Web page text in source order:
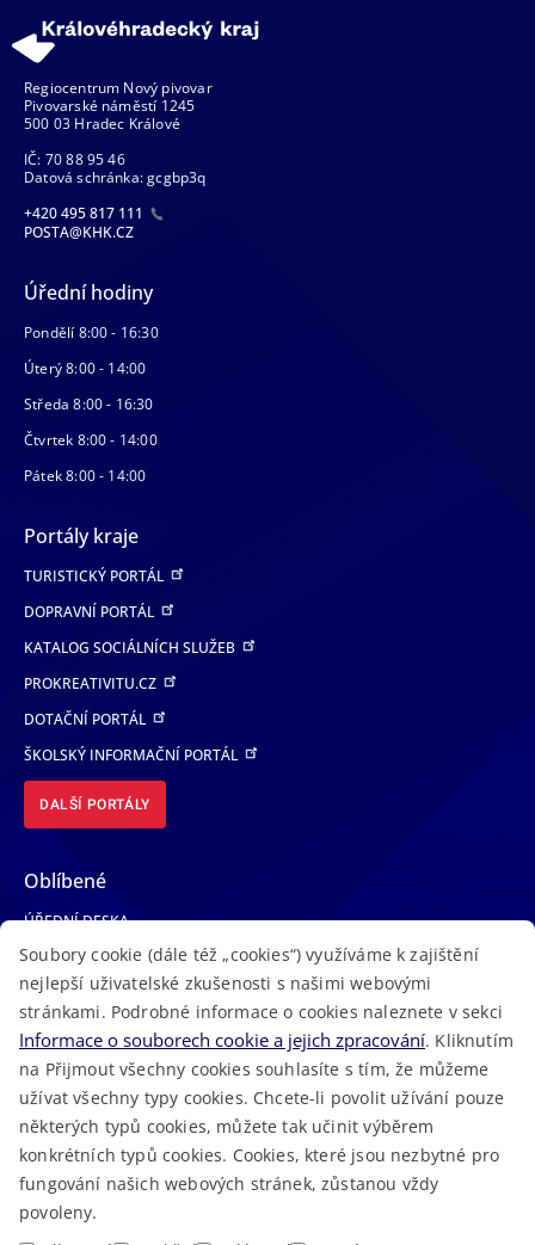
Regiocentrum Nový pivovar
Pivovarské náměstí 1245
500 03 Hradec Králové
IČ: 70 88 95 46
Datová schránka: gcgbp3q
+420 495 817 111
POSTA@KHK.CZ
Úřední hodiny
Pondělí 8:00 - 16:30
Úterý 8:00 - 14:00
Středa 8:00 - 16:30
Čtvrtek 8:00 - 14:00
Pátek 8:00 - 14:00
Portály kraje
TURISTICKÝ PORTÁL
DOPRAVNÍ PORTÁL
KATALOG SOCIÁLNÍCH SLUŽEB
PROKREATIVITU.CZ
DOTAČNÍ PORTÁL
ŠKOLSKÝ INFORMAČNÍ PORTÁL
DALŠÍ PORTÁLY
Oblíbené
ÚŘEDNÍ DESKA
TELEFONNÍ SEZNAM
LÉKAŘSKÁ POHOTOVOST
VOLNÁ MÍSTA
AKTUALITY
2023 © Královéhradecký kraj • Vytvořeno vMacron Software
RSS • Mapa stránek •Cookies Prohlášení o přístupnosti
Soubory cookie (dále též „cookies“) využíváme k zajištění
nejlepší uživatelské zkušenosti s našimi webovými
stránkami. Podrobné informace o cookies naleznete v sekci
Informace o souborech cookie a jejich zpracování. Kliknutím
na Přijmout všechny cookies souhlasíte s tím, že můžeme
užívat všechny typy cookies. Chcete-li povolit užívání pouze
některých typů cookies, můžete tak učinit výběrem
konkrétních typů cookies. Cookies, které jsou nezbytné pro
fungování našich webových stránek, zůstanou vždy
povoleny.